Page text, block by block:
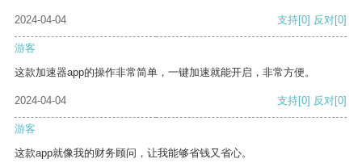
2024-04-04 支持[0] 反对[0]
游客
这款加速器app的操作非常简单，一键加速就能开启，非常方便。
2024-04-04 支持[0] 反对[0]
游客
这款app就像我的财务顾问，让我能够省钱又省心。